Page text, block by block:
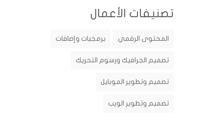
تصنيفات الأعمال
المحتوى الرقمي برمجيات وإضافات
تصميم الجرافيك ورسوم التحريك
تصميم وتطوير الموبايل
تصميم وتطوير الويب